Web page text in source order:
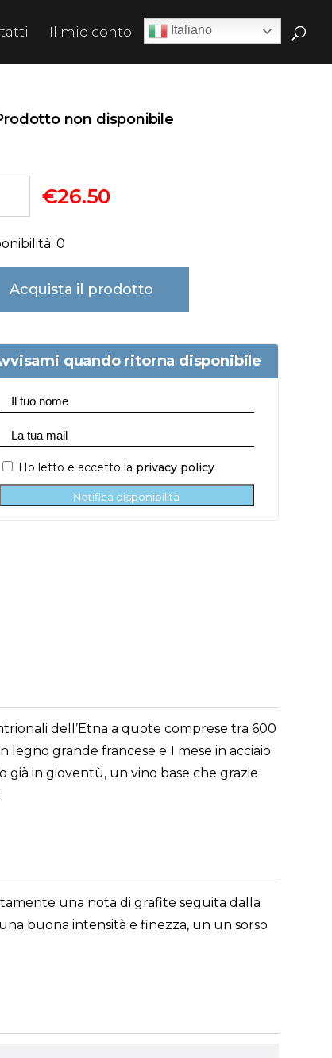
Il mio conto
non disponibile
€26.50
0
Acquista il prodotto
quando ritorna disponibile
Ho letto e accetto la privacy policy
Notifica disponibilità
dell’Etna a quote comprese tra 600
grande francese e 1 mese in acciaio
in gioventù, un vino base che grazie
una nota di grafite seguita dalla
buona intensità e finezza, un un sorso
Italiano